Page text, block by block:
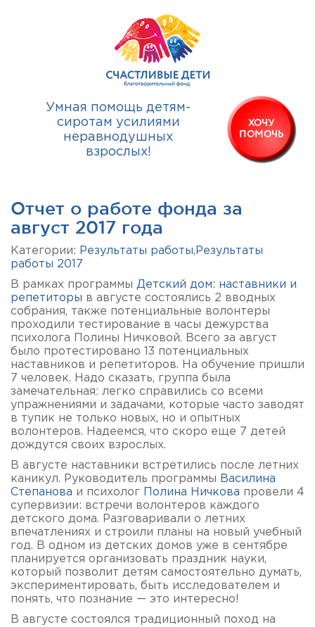
Умная помощь детям-
сиротам усилиями
неравнодушных
взрослых!
ХОЧУ
ПОМОЧЬ
Отчет о работе фонда за
август 2017 года
Категории: Результаты работы, Результаты
работы 2017
В рамках программы Детский дом: наставники и
репетиторы в августе состоялись 2 вводных
собрания, также потенциальные волонтеры
проходили тестирование в часы дежурства
психолога Полины Ничковой. Всего за август
было протестировано 13 потенциальных
наставников и репетиторов. На обучение пришли
7 человек. Надо сказать, группа была
замечательная: легко справились со всеми
упражнениями и задачами, которые часто заводят
в тупик не только новых, но и опытных
волонтеров. Надеемся, что скоро еще 7 детей
дождутся своих взрослых.
В августе наставники встретились после летних
каникул. Руководитель программы Василина
Степанова и психолог Полина Ничкова провели 4
супервизии: встречи волонтеров каждого
детского дома. Разговаривали о летних
впечатлениях и строили планы на новый учебный
год. В одном из детских домов уже в сентябре
планируется организовать праздник науки,
который позволит детям самостоятельно думать,
экспериментировать, быть исследователем и
понять, что познание — это интересно!
В августе состоялся традиционный поход на